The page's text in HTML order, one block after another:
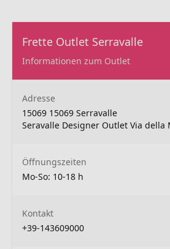
Frette Outlet Serravalle
Informationen zum Outlet
Adresse
15069 15069 Serravalle
Seravalle Designer Outlet Via della
Öffnungszeiten
Mo-So: 10-18 h
Kontakt
+39-143609000